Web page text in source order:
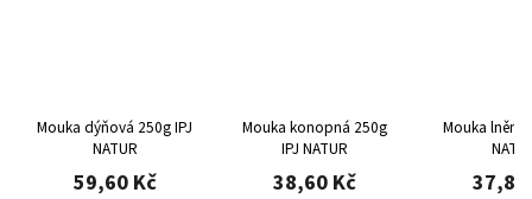
Mouka dýňová 250g IPJ
NATUR
59,60 Kč
Mouka konopná 250g
IPJ NATUR
38,60 Kč
Mouka lněná
37,80